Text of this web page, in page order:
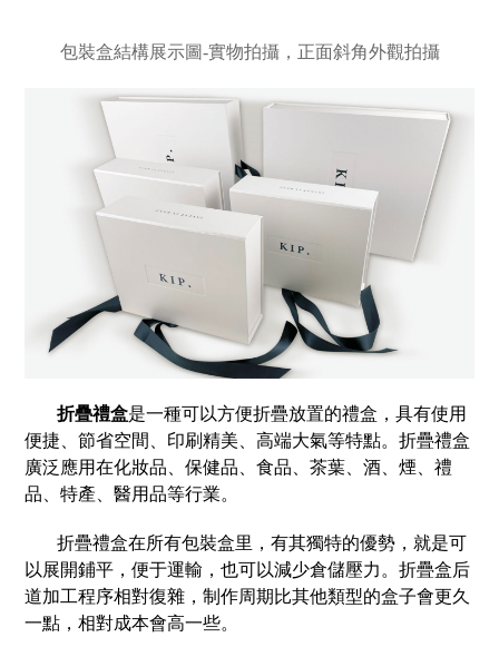
包裝盒結構展示圖-實物拍攝，正面斜角外觀拍攝
折疊禮盒是一種可以方便折疊放置的禮盒，具有使用
便捷、節省空間、印刷精美、高端大氣等特點。折疊禮盒
廣泛應用在化妝品、保健品、食品、茶葉、酒、煙、禮
品、特產、醫用品等行業。
折疊禮盒在所有包裝盒里，有其獨特的優勢，就是可
以展開鋪平，便于運輸，也可以減少倉儲壓力。折疊盒后
道加工程序相對復雜，制作周期比其他類型的盒子會更久
一點，相對成本會高一些。